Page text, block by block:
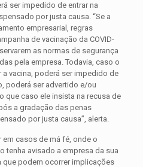
ser impedido de entrar na
por justa causa. “Se a
empresarial, regras
de vacinação da COVID-
as normas de segurança
pela empresa. Todavia, caso o
vacina, poderá ser impedido de
poderá ser advertido e/ou
que caso ele insista na recusa de
a gradação das penas
por justa causa”, alerta.
casos de má fé, onde o
tenha avisado a empresa da sua
que podem ocorrer implicações